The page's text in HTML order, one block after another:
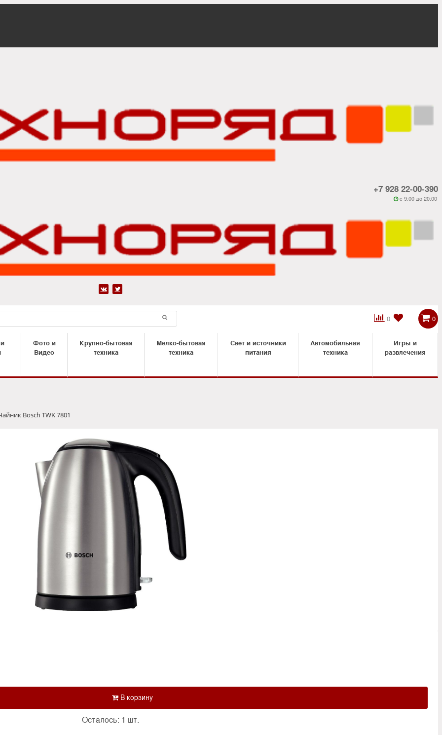
+7 928 22-00-390
 c 9:00 до 20:00
 
0

 0
Фото и
Видео
Крупно-бытовая
техника
Мелко-бытовая
техника
Свет и источники
питания
Автомобильная
техника
Игры и
развлечения
Bosch TWK 7801
Осталось: 1 шт.